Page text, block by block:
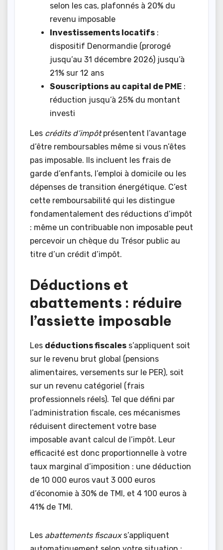
selon les cas, plafonnés à 20% du
revenu imposable
Investissements locatifs :
dispositif Denormandie (prorogé
jusqu’au 31 décembre 2026) jusqu’à
21% sur 12 ans
Souscriptions au capital de PME :
réduction jusqu’à 25% du montant
investi
Les crédits d’impôtprésentent l’avantage
d’être remboursables même si vous n’êtes
pas imposable. Ils incluent les frais de
garde d’enfants, l’emploi à domicile ou les
dépenses de transition énergétique. C’est
cette remboursabilité qui les distingue
fondamentalement des réductions d’impôt
: même un contribuable non imposable peut
percevoir un chèque du Trésor public au
titre d’un crédit d’impôt.
Déductions et
abattements : réduire
l’assiette imposable
Les déductions fiscales s’appliquent soit
sur le revenu brut global (pensions
alimentaires, versements sur le PER), soit
sur un revenu catégoriel (frais
professionnels réels). Tel que défini par
l’administration fiscale, ces mécanismes
réduisent directement votre base
imposable avant calcul de l’impôt. Leur
efficacité est donc proportionnelle à votre
taux marginal d’imposition : une déduction
de 10 000 euros vaut 3 000 euros
d’économie à 30% de TMI, et 4 100 euros à
41% de TMI.
Les abattements fiscauxs’appliquent